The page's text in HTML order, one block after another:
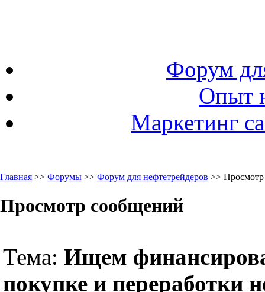
Форум
Опыт
Маркетинг
Главная >> Форумы >> Форум для нефтетрейдеров >>
Просмотр сообщений
Тема: Ищем
покупке и переработки